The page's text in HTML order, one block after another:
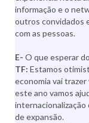
informação e o
outros convidados
com as pessoas.
E- O que esperar
TF: Estamos
economia vai
este ano vamos
internacionalização
de expansão.